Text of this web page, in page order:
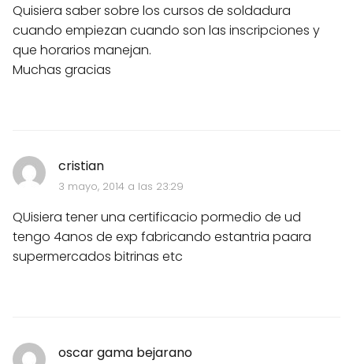
Quisiera saber sobre los cursos de soldadura
cuando empiezan cuando son las inscripciones y
que horarios manejan.
Muchas gracias
cristian
3 mayo, 2014 a las 23:29
QUisiera tener una certificacio pormedio de ud
tengo 4anos de exp fabricando estantria paara
supermercados bitrinas etc
oscar gama bejarano